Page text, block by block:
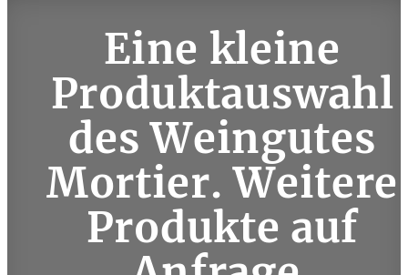
Eine kleine
Produktauswahl
des Weingutes
Mortier. Weitere
Produkte auf